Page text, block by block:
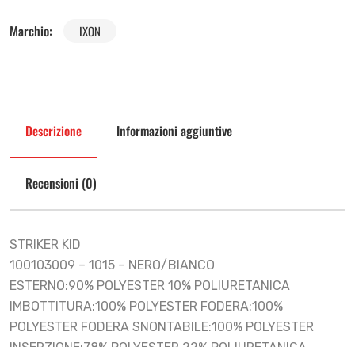
Marchio: IXON
Descrizione Informazioni aggiuntive
Recensioni (0)
STRIKER KID
100103009 – 1015 – NERO/BIANCO
ESTERNO:90% POLYESTER 10% POLIURETANICA
IMBOTTITURA:100% POLYESTER FODERA:100%
POLYESTER FODERA SNONTABILE:100% POLYESTER